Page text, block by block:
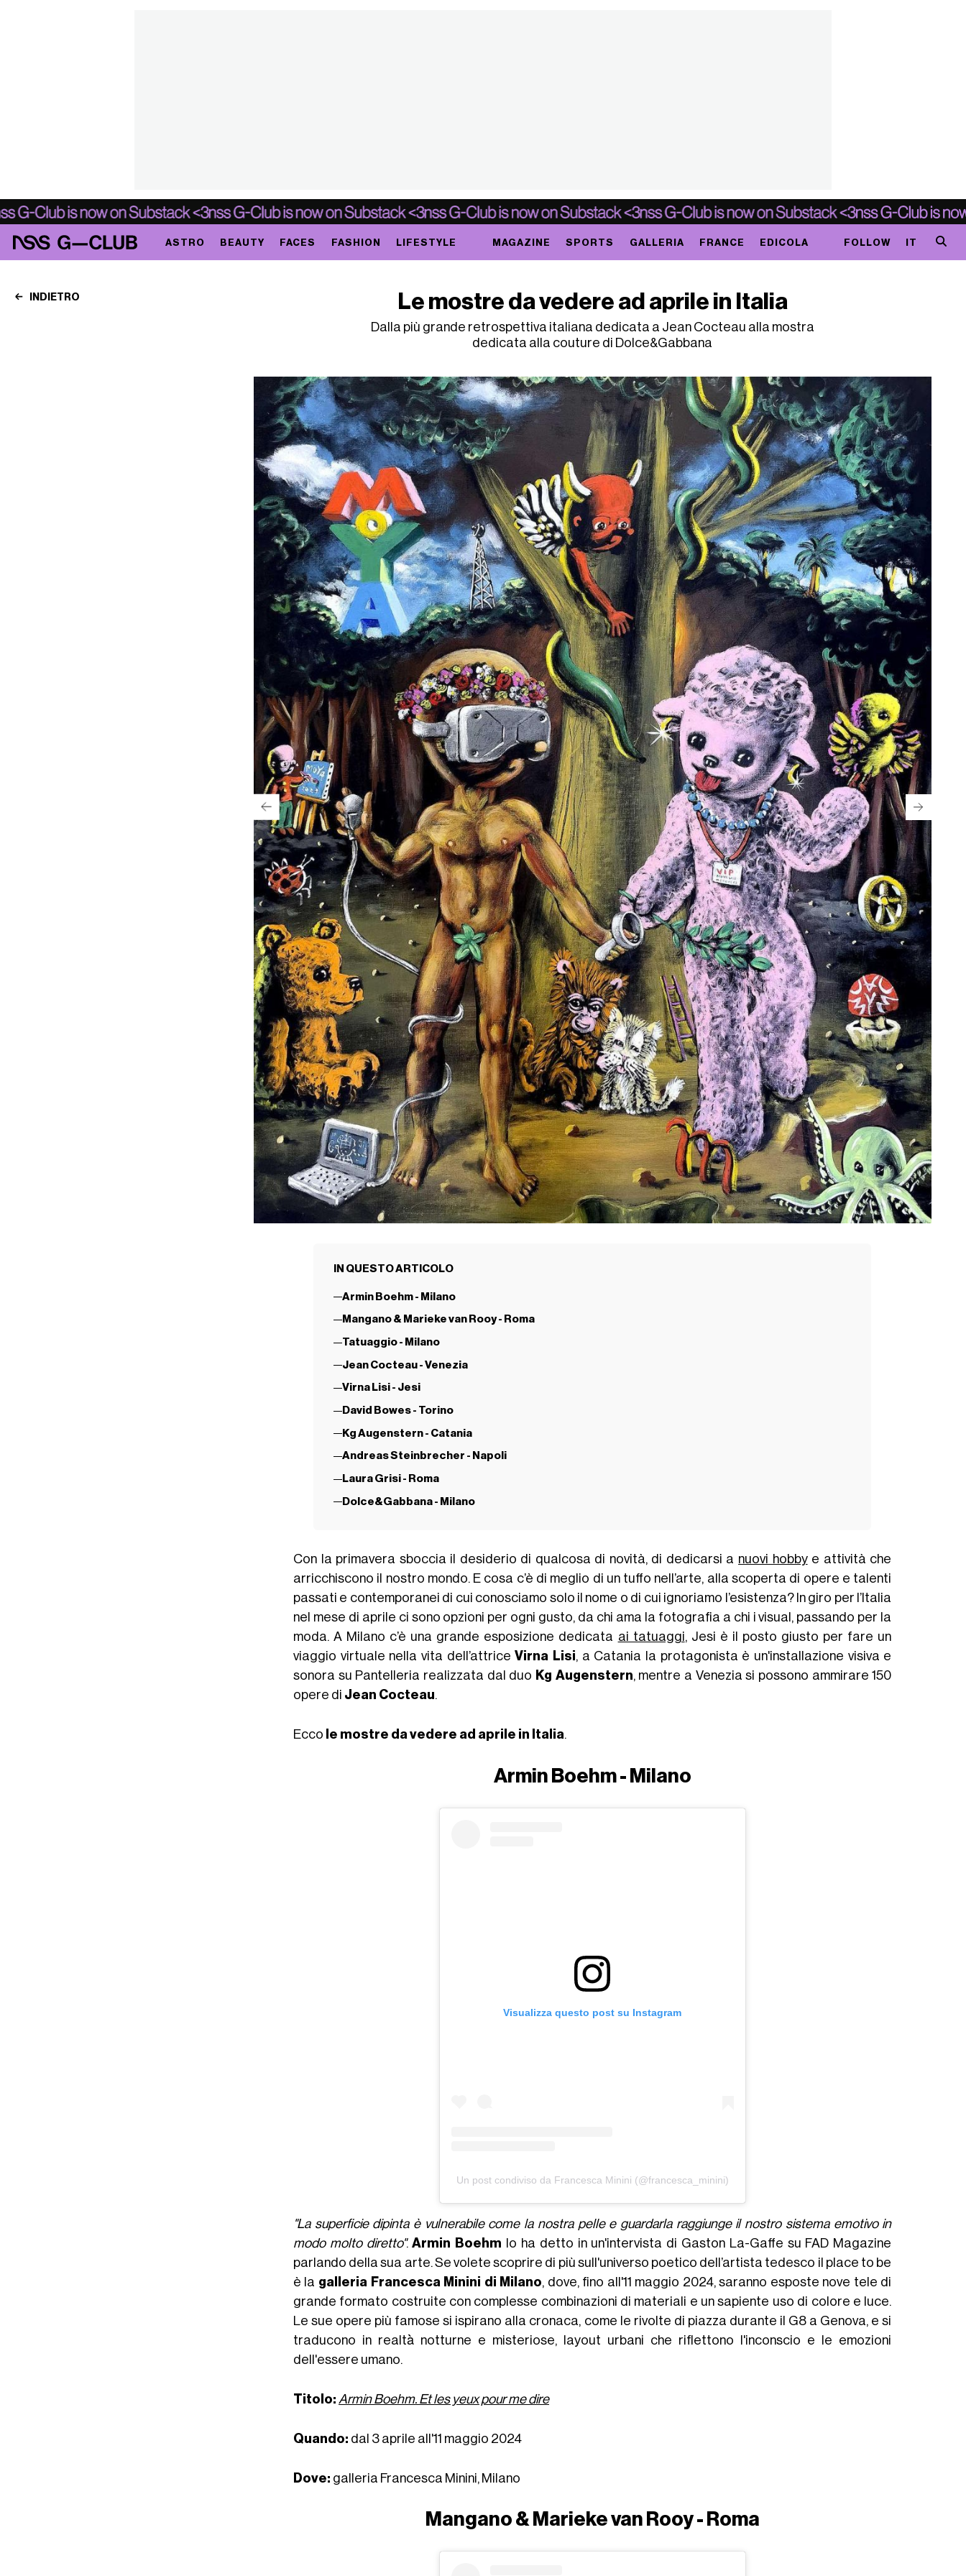
ASTRO BEAUTY FACES FASHION LIFESTYLE MAGAZINE SPORTS GALLERIA FRANCE EDICOLA FOLLOW IT
INDIETRO Le mostre da vedere ad aprile in Italia
Dalla più grande retrospettiva italiana dedicata a Jean Cocteau alla mostra
dedicata alla couture di Dolce&Gabbana
IN QUESTO ARTICOLO
Armin Boehm - Milano
Mangano & Marieke van Rooy - Roma
Tatuaggio - Milano
Jean Cocteau - Venezia
Virna Lisi - Jesi
David Bowes - Torino
Kg Augenstern - Catania
Andreas Steinbrecher - Napoli
Laura Grisi - Roma
Dolce&Gabbana - Milano
Con la primavera sboccia il desiderio di qualcosa di novità, di dedicarsi a nuovi hobbye attività che
arricchiscono il nostro mondo. E cosa c’è di meglio di un tuffo nell’arte, alla scoperta di opere e talenti
passati e contemporanei di cui conosciamo solo il nome o di cui ignoriamo l’esistenza? In giro per l’Italia
nel mese di aprile ci sono opzioni per ogni gusto, da chi ama la fotografia a chi i visual, passando per la
moda. A Milano c’è una grande esposizione dedicata ai tatuaggi, Jesi è il posto giusto per fare un
viaggio virtuale nella vita dell’attriceVirna Lisi, a Catania la protagonista è un'installazione visiva e
sonora su Pantelleria realizzata dal duo Kg Augenstern, mentre a Venezia si possono ammirare 150
opere di Jean Cocteau.
Ecco le mostre da vedere ad aprile in Italia.
Armin Boehm - Milano
Visualizza questo post su Instagram
Un post condiviso da Francesca Minini (@francesca_minini)
"La superficie dipinta è vulnerabile come la nostra pelle e guardarla raggiunge il nostro sistema emotivo in
modo molto diretto".Armin Boehm lo ha detto in un'intervista di Gaston La-Gaffe su FAD Magazine
parlando della sua arte. Se volete scoprire di più sull'universo poetico dell’artista tedesco il place to be
è la galleria Francesca Minini di Milano, dove, fino all'11 maggio 2024, saranno esposte nove tele di
grande formato costruite con complesse combinazioni di materiali e un sapiente uso di colore e luce.
Le sue opere più famose si ispirano alla cronaca, come le rivolte di piazza durante il G8 a Genova, e si
traducono in realtà̀ notturne e misteriose, layout urbani che riflettono l'inconscio e le emozioni
dell'essere umano.
Titolo: Armin Boehm. Et les yeux pour me dire
Quando: dal 3 aprile all'11 maggio 2024
Dove: galleria Francesca Minini, Milano
Mangano & Marieke van Rooy - Roma